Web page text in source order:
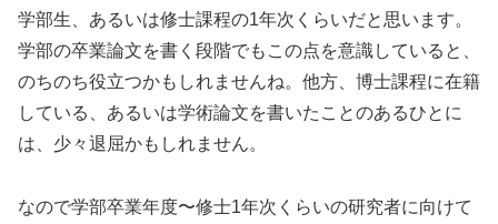
学部生、あるいは修士課程の1年次くらいだと思います。
学部の卒業論文を書く段階でもこの点を意識していると、
のちのち役立つかもしれませんね。他方、博士課程に在籍
している、あるいは学術論文を書いたことのあるひとに
は、少々退屈かもしれません。
なので学部卒業年度〜修士1年次くらいの研究者に向けて